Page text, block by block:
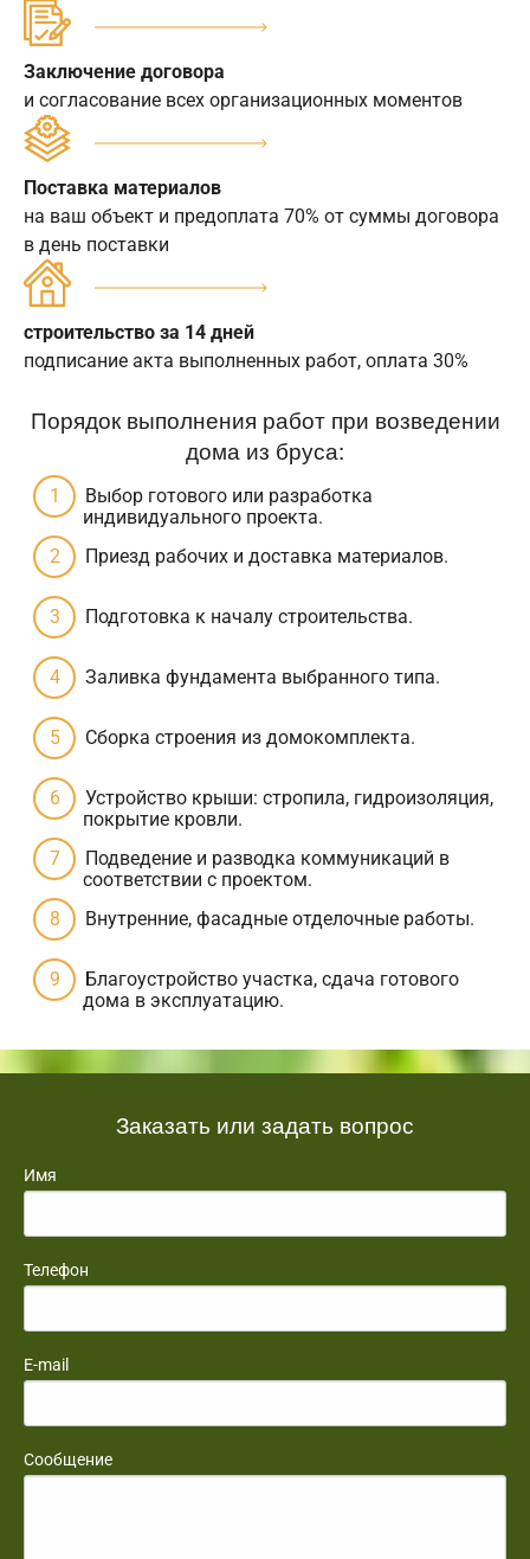
Заключение договора
и согласование всех организационных моментов
Поставка материалов
на ваш объект и предоплата 70% от суммы договора
в день поставки
строительство за 14 дней
подписание акта выполненных работ, оплата 30%
Порядок выполнения работ при возведении
дома из бруса:
Выбор готового или разработка
индивидуального проекта.
Приезд рабочих и доставка материалов.
Подготовка к началу строительства.
Заливка фундамента выбранного типа.
Сборка строения из домокомплекта.
Устройство крыши: стропила, гидроизоляция,
покрытие кровли.
Подведение и разводка коммуникаций в
соответствии с проектом.
Внутренние, фасадные отделочные работы.
Благоустройство участка, сдача готового
дома в эксплуатацию.
Заказать или задать вопрос
Имя
Телефон
E-mail
Сообщение